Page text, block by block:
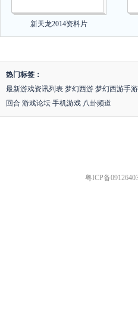
新天龙2014资料片
热门标签：
最新游戏资讯列表 梦幻西游 梦幻西游手游
回合 游戏论坛 手机游戏 八卦频道
粤ICP备